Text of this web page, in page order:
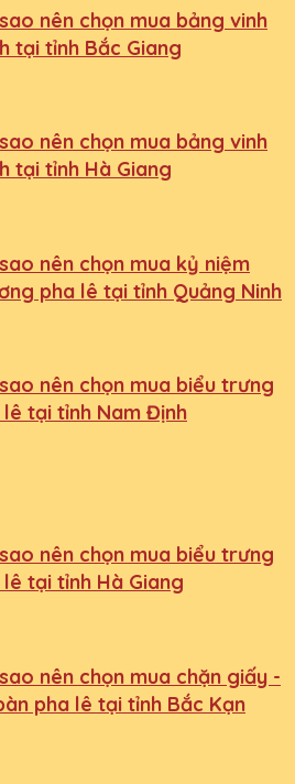
nên chọn mua bảng vinh
tại tỉnh Bắc Giang
nên chọn mua bảng vinh
tại tỉnh Hà Giang
nên chọn mua kỷ niệm
pha lê tại tỉnh Quảng Ninh
nên chọn mua biểu trưng
lê tại tỉnh Nam Định
nên chọn mua biểu trưng
lê tại tỉnh Hà Giang
nên chọn mua chặn giấy -
pha lê tại tỉnh Bắc Kạn